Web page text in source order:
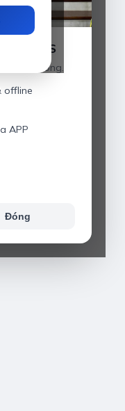
IELTS
Hải Phòng.
offline
APP
Đóng